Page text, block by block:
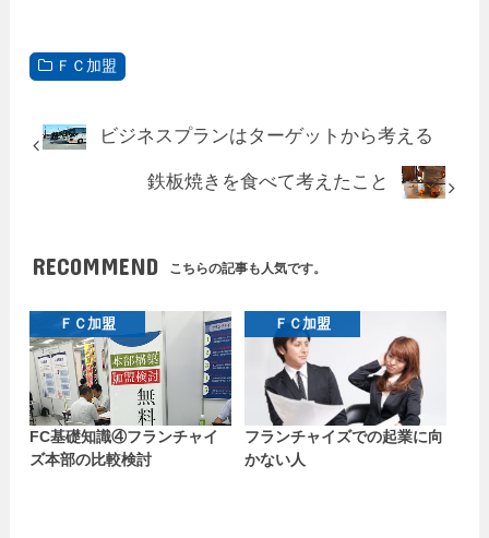
ＦＣ加盟
ビジネスプランはターゲットから考える
鉄板焼きを食べて考えたこと
RECOMMEND こちらの記事も人気です。
ＦＣ加盟
FC基礎知識④フランチャイ
ズ本部の比較検討
ＦＣ加盟
フランチャイズでの起業に向
かない人